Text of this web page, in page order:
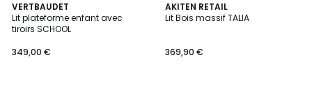
VERTBAUDET
Lit plateforme enfant avec
tiroirs SCHOOL
349,00 €
AKITEN RETAIL
Lit Bois massif TALIA
369,90 €